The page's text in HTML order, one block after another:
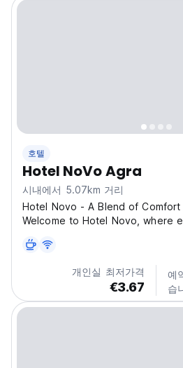
호텔
Hotel NoVo Agra
시내에서 5.07km 거리
Hotel Novo - A Blend of Comfort
Welcome to Hotel Novo, where
our hotel offers a tranquil retreat
exploring the city’s iconic
개인실 최저가격
€3.67
예
습